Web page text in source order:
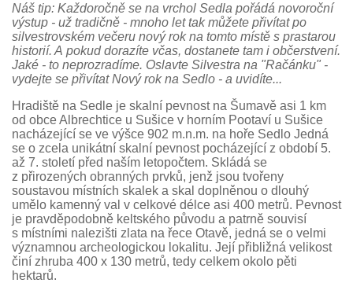
Náš tip: Každoročně se na vrchol Sedla pořádá novoroční
výstup - už tradičně - mnoho let tak můžete přivítat po
silvestrovském večeru nový rok na tomto místě s prastarou
historií. A pokud dorazíte včas, dostanete tam i občerstvení.
Jaké - to neprozradíme. Oslavte Silvestra na "Račánku" -
vydejte se přivítat Nový rok na Sedlo - a uvidíte...
Hradiště na Sedle je skalní pevnost na Šumavě asi 1 km
od obce Albrechtice u Sušice v horním Pootaví u Sušice
nacházející se ve výšce 902 m.n.m. na hoře Sedlo Jedná
se o zcela unikátní skalní pevnost pocházející z období 5.
až 7. století před naším letopočtem. Skládá se
z přirozených obranných prvků, jenž jsou tvořeny
soustavou místních skalek a skal doplněnou o dlouhý
umělo kamenný val v celkové délce asi 400 metrů. Pevnost
je pravděpodobně keltského původu a patrně souvisí
s místními nalezišti zlata na řece Otavě, jedná se o velmi
významnou archeologickou lokalitu. Její přibližná velikost
činí zhruba 400 x 130 metrů, tedy celkem okolo pěti
hektarů.